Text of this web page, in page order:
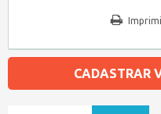
CADASTRAR